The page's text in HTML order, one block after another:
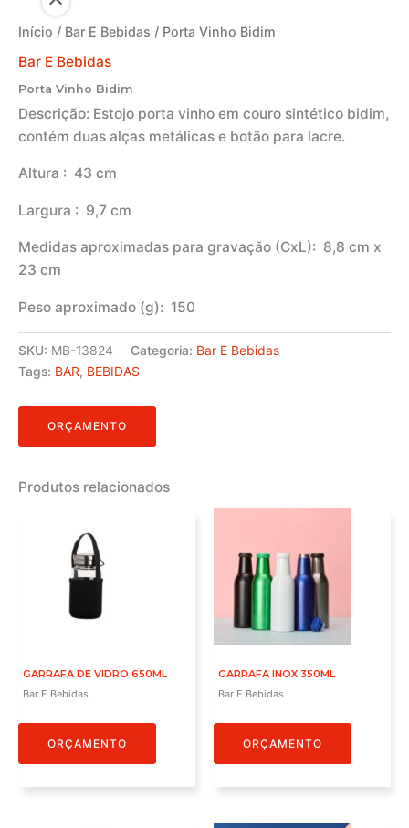
Início / Bar E Bebidas / Porta Vinho Bidim
Bar E Bebidas
Porta Vinho Bidim
Descrição: Estojo porta vinho em couro sintético bidim,
contém duas alças metálicas e botão para lacre.
Altura : 43 cm
Largura : 9,7 cm
Medidas aproximadas para gravação (CxL): 8,8 cm x
23 cm
Peso aproximado (g): 150
SKU: MB-13824 Categoria: Bar E Bebidas
Tags: BAR, BEBIDAS
ORÇAMENTO
Produtos relacionados
GARRAFA DE VIDRO 650ML
Bar E Bebidas
ORÇAMENTO
GARRAFA INOX 350ML
Bar E Bebidas
ORÇAMENTO